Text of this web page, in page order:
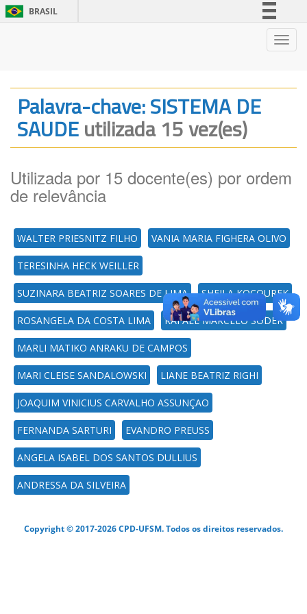
BRASIL
Legislação
Canais
Palavra-chave: SISTEMA DE
SAUDEutilizada 15 vez(es)
Utilizada por 15 docente(es) por ordem
de relevância
WALTER PRIESNITZ FILHO VANIA MARIA FIGHERA OLIVO
TERESINHA HECK WEILLER
SUZINARA BEATRIZ SOARES DE LIMA SHEILA KOCOUREK
ROSANGELA DA COSTA LIMA RAFAEL MARCELO SODER
MARLI MATIKO ANRAKU DE CAMPOS
MARI CLEISE SANDALOWSKI LIANE BEATRIZ RIGHI
JOAQUIM VINICIUS CARVALHO ASSUNÇAO
FERNANDA SARTURI EVANDRO PREUSS
ANGELA ISABEL DOS SANTOS DULLIUS
ANDRESSA DA SILVEIRA
Copyright © 2017-2026 CPD-UFSM. Todos os direitos reservados.